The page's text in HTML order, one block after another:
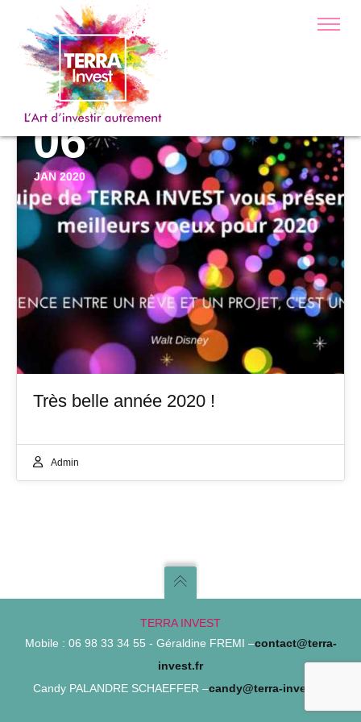
Non Classé
06
JAN 2020
Très belle année 2020 !
Admin
TERRA INVEST
Mobile : 06 98 33 34 55 - Géraldine FREMI –contact@terra-
invest.fr
Candy PALANDRE SCHAEFFER –candy@terra-invest.fr